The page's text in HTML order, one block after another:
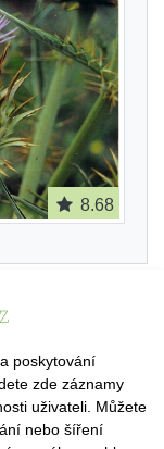
8.68
poskytování
zde záznamy
uživateli. Můžete
nebo šíření